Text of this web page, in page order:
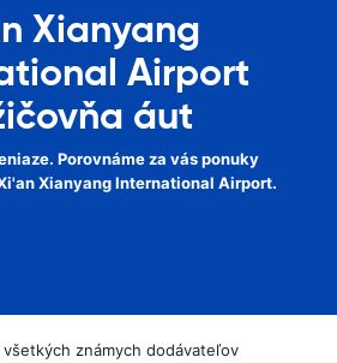
Xianyang
Airport
áut
Porovnáme za vás ponuky
Xianyang International Airport.
všetkých známych dodávateľov